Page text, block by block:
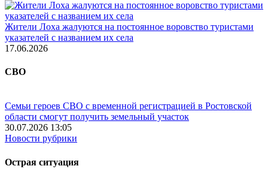
Жители Лоха жалуются на постоянное воровство туристами
указателей с названием их села
17.06.2026
СВО
Семьи героев СВО с временной регистрацией в Ростовской
области смогут получить земельный участок
30.07.2026 13:05
Новости рубрики
Острая ситуация